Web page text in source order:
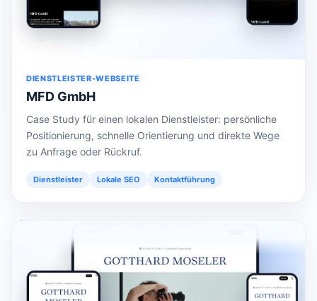
DIENSTLEISTER-WEBSEITE
MFD GmbH
Case Study für einen lokalen Dienstleister: persönliche
Positionierung, schnelle Orientierung und direkte Wege
zu Anfrage oder Rückruf.
Dienstleister Lokale SEO Kontaktführung